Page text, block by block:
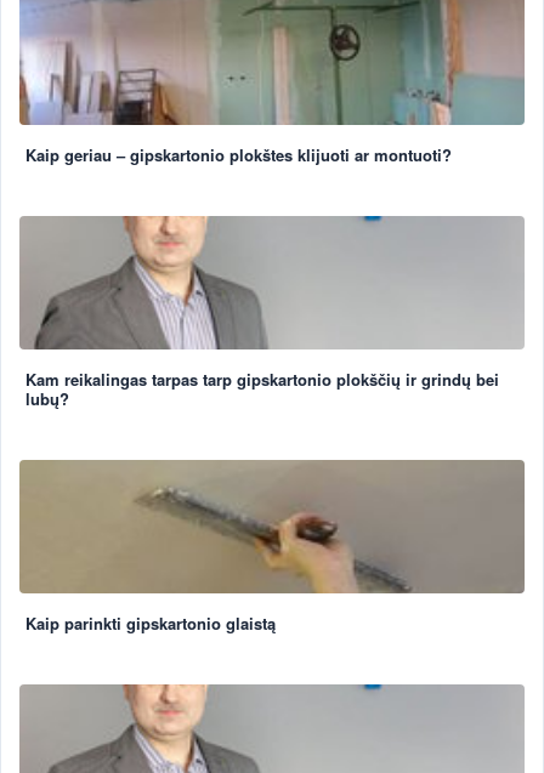
Kaip geriau – gipskartonio plokštes klijuoti ar montuoti?
Kam reikalingas tarpas tarp gipskartonio plokščių ir grindų bei
lubų?
Kaip parinkti gipskartonio glaistą